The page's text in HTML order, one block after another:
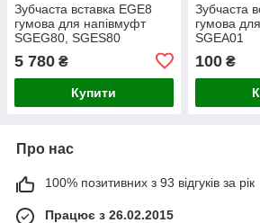
Зубчаста вставка EGE8
гумова для напівмуфт
SGEG80, SGES80
5 780 ₴
Купити
Зубчаста
гумова
SGEA01
100₴
Про нас
100% позитивних з 93 відгуків за рік
Працює з 26.02.2015